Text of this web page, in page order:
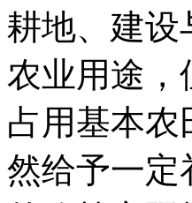
耕地、建设
农业用途，
占用基本
然给予一定